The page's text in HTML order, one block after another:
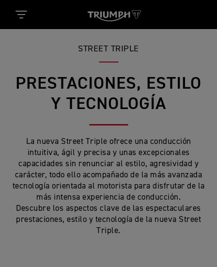
STREET TRIPLE
PRESTACIONES, ESTILO
Y TECNOLOGÍA
La nueva Street Triple ofrece una conducción
intuitiva, ágil y precisa y unas excepcionales
capacidades sin renunciar al estilo, agresividad y
carácter, todo ello acompañado de la más avanzada
tecnología orientada al motorista para disfrutar de la
más intensa experiencia de conducción.
Descubre los aspectos clave de las espectaculares
prestaciones, estilo y tecnología de la nueva Street
Triple.